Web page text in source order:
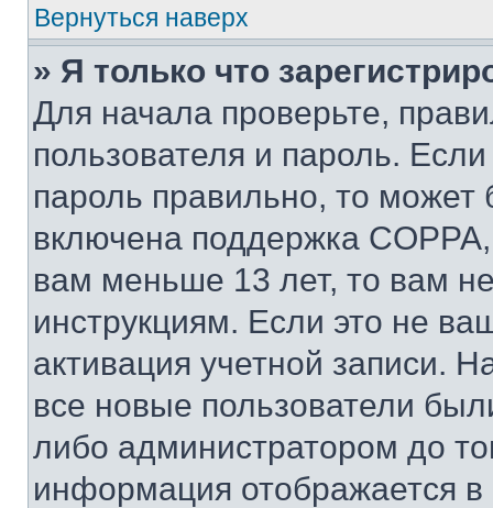
Вернуться наверх
» Я только что
Для начала проверьте,
пользователя и пароль.
пароль правильно, то может
включена поддержка
вам меньше 13 лет, то вам
инструкциям. Если это не
активация учетной записи.
все новые пользователи
либо администратором до
информация отображается